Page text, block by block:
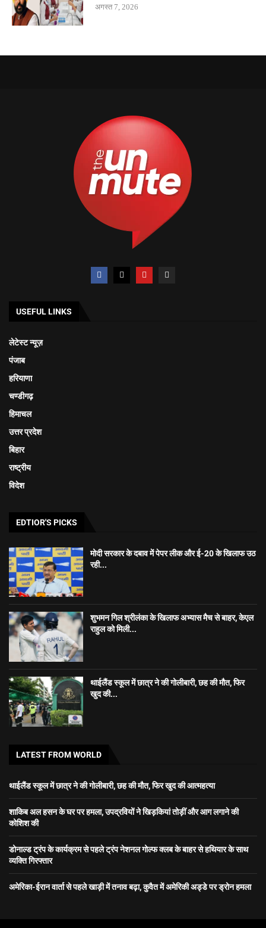
अगस्त 7, 2026
USEFUL LINKS
लेटेस्ट न्यूज़
पंजाब
हरियाणा
चण्डीगढ़
हिमाचल
उत्तर प्रदेश
बिहार
राष्ट्रीय
विदेश
EDTIOR'S PICKS
मोदी सरकार के दबाव में पेपर लीक और ई-20 के खिलाफ उठ
रही...
शुभमन गिल श्रीलंका के खिलाफ अभ्यास मैच से बाहर, केएल
राहुल को मिली...
थाईलैंड स्कूल में छात्र ने की गोलीबारी, छह की मौत, फिर
खुद की...
LATEST FROM WORLD
थाईलैंड स्कूल में छात्र ने की गोलीबारी, छह की मौत, फिर खुद की आत्महत्या
शाकिब अल हसन के घर पर हमला, उपद्रवियों ने खिड़कियां तोड़ीं और आग लगाने की
कोशिश की
डोनाल्ड ट्रंप के कार्यक्रम से पहले ट्रंप नेशनल गोल्फ क्लब के बाहर से हथियार के साथ
व्यक्ति गिरफ्तार
अमेरिका-ईरान वार्ता से पहले खाड़ी में तनाव बढ़ा, कुवैत में अमेरिकी अड्डे पर ड्रोन हमला